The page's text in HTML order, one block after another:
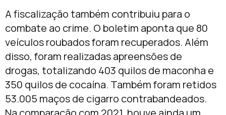
A fiscalização também contribuiu para o
combate ao crime. O boletim aponta que 80
veículos roubados foram recuperados. Além
disso, foram realizadas apreensões de
drogas, totalizando 403 quilos de maconha e
350 quilos de cocaína. Também foram retidos
53.005 maços de cigarro contrabandeados.